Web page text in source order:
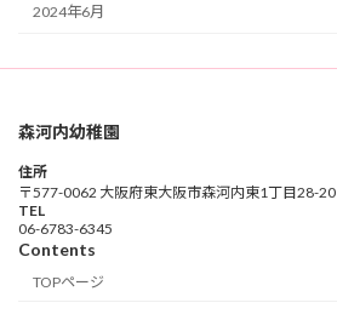
2024年6月
森河内幼稚園
住所
〒577-0062 大阪府東大阪市森河内東1丁目28-20
TEL
06-6783-6345
Contents
TOPページ